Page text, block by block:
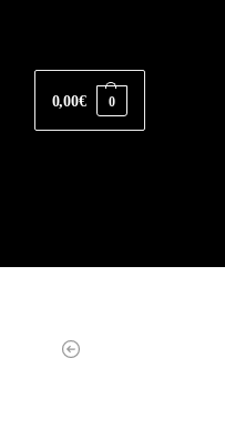
0,00€ 0